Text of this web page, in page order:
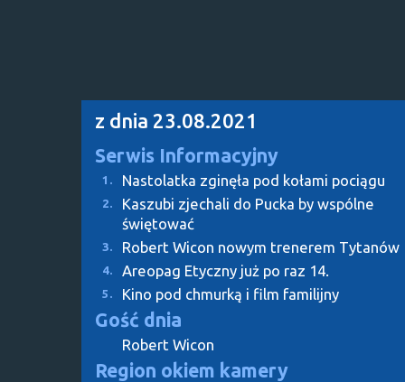
z dnia 23.08.2021
Serwis Informacyjny
1. Nastolatka zginęła pod kołami pociągu
2.
Kaszubi zjechali do Pucka by wspólne
świętować
3. Robert Wicon nowym trenerem Tytanów
4. Areopag Etyczny już po raz 14.
5. Kino pod chmurką i film familijny
Gość dnia
Robert Wicon
Region okiem kamery